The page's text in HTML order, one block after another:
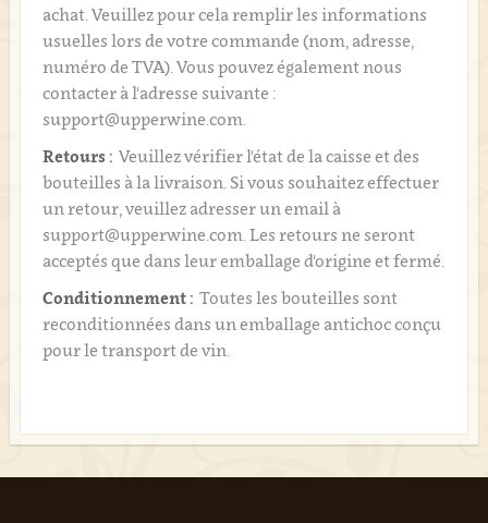
achat. Veuillez pour cela remplir les informations
usuelles lors de votre commande (nom, adresse,
numéro de TVA). Vous pouvez également nous
contacter à l'adresse suivante :
support@upperwine.com.
Retours : Veuillez vérifier l'état de la caisse et des
bouteilles à la livraison. Si vous souhaitez effectuer
un retour, veuillez adresser un email à
support@upperwine.com. Les retours ne seront
acceptés que dans leur emballage d'origine et fermé.
Conditionnement : Toutes les bouteilles sont
reconditionnées dans un emballage antichoc conçu
pour le transport de vin.